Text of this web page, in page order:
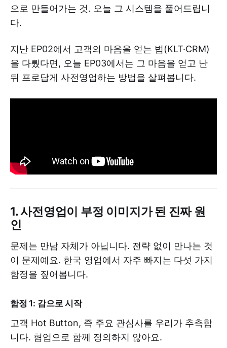
으로 만들어가는 것. 오늘 그 시스템을 풀어드립니
다.
지난 EP02에서 고객의 마음을 얻는 법(KLT·CRM)
을 다뤘다면, 오늘 EP03에서는 그 마음을 얻고 난
뒤 프로답게 사전영업하는 방법을 살펴봅니다.
1. 사전영업이 부정 이미지가 된 진짜 원
인
문제는 만남 자체가 아닙니다. 전략 없이 만나는 것
이 문제예요. 한국 영업에서 자주 빠지는 다섯 가지
함정을 짚어봅니다.
함정 1: 감으로 시작
고객 Hot Button, 즉 주요 관심사를 우리가 추측합
니다. 협업으로 함께 정의하지 않아요.